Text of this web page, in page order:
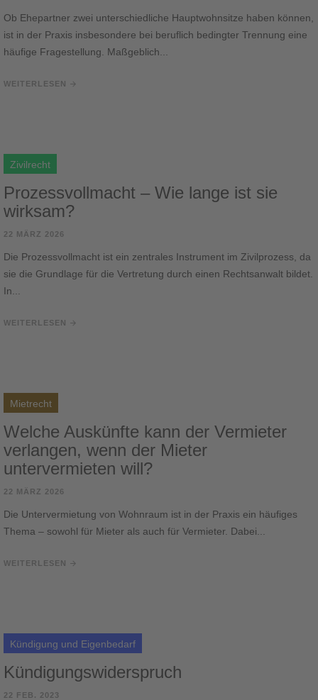
Ob Ehepartner zwei unterschiedliche Hauptwohnsitze haben können,
ist in der Praxis insbesondere bei beruflich bedingter Trennung eine
häufige Fragestellung. Maßgeblich...
WEITERLESEN
Zivilrecht
Prozessvollmacht – Wie lange ist sie
wirksam?
22 MÄRZ 2026
Die Prozessvollmacht ist ein zentrales Instrument im Zivilprozess, da
sie die Grundlage für die Vertretung durch einen Rechtsanwalt bildet.
In...
WEITERLESEN
Mietrecht
Welche Auskünfte kann der Vermieter
verlangen, wenn der Mieter
untervermieten will?
22 MÄRZ 2026
Die Untervermietung von Wohnraum ist in der Praxis ein häufiges
Thema – sowohl für Mieter als auch für Vermieter. Dabei...
WEITERLESEN
Kündigung und Eigenbedarf
Kündigungswiderspruch
22 FEB. 2023